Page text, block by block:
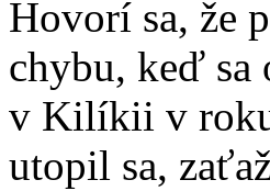
Hovorí sa, že
chybu, keď
v Kilíkii v
utopil sa,